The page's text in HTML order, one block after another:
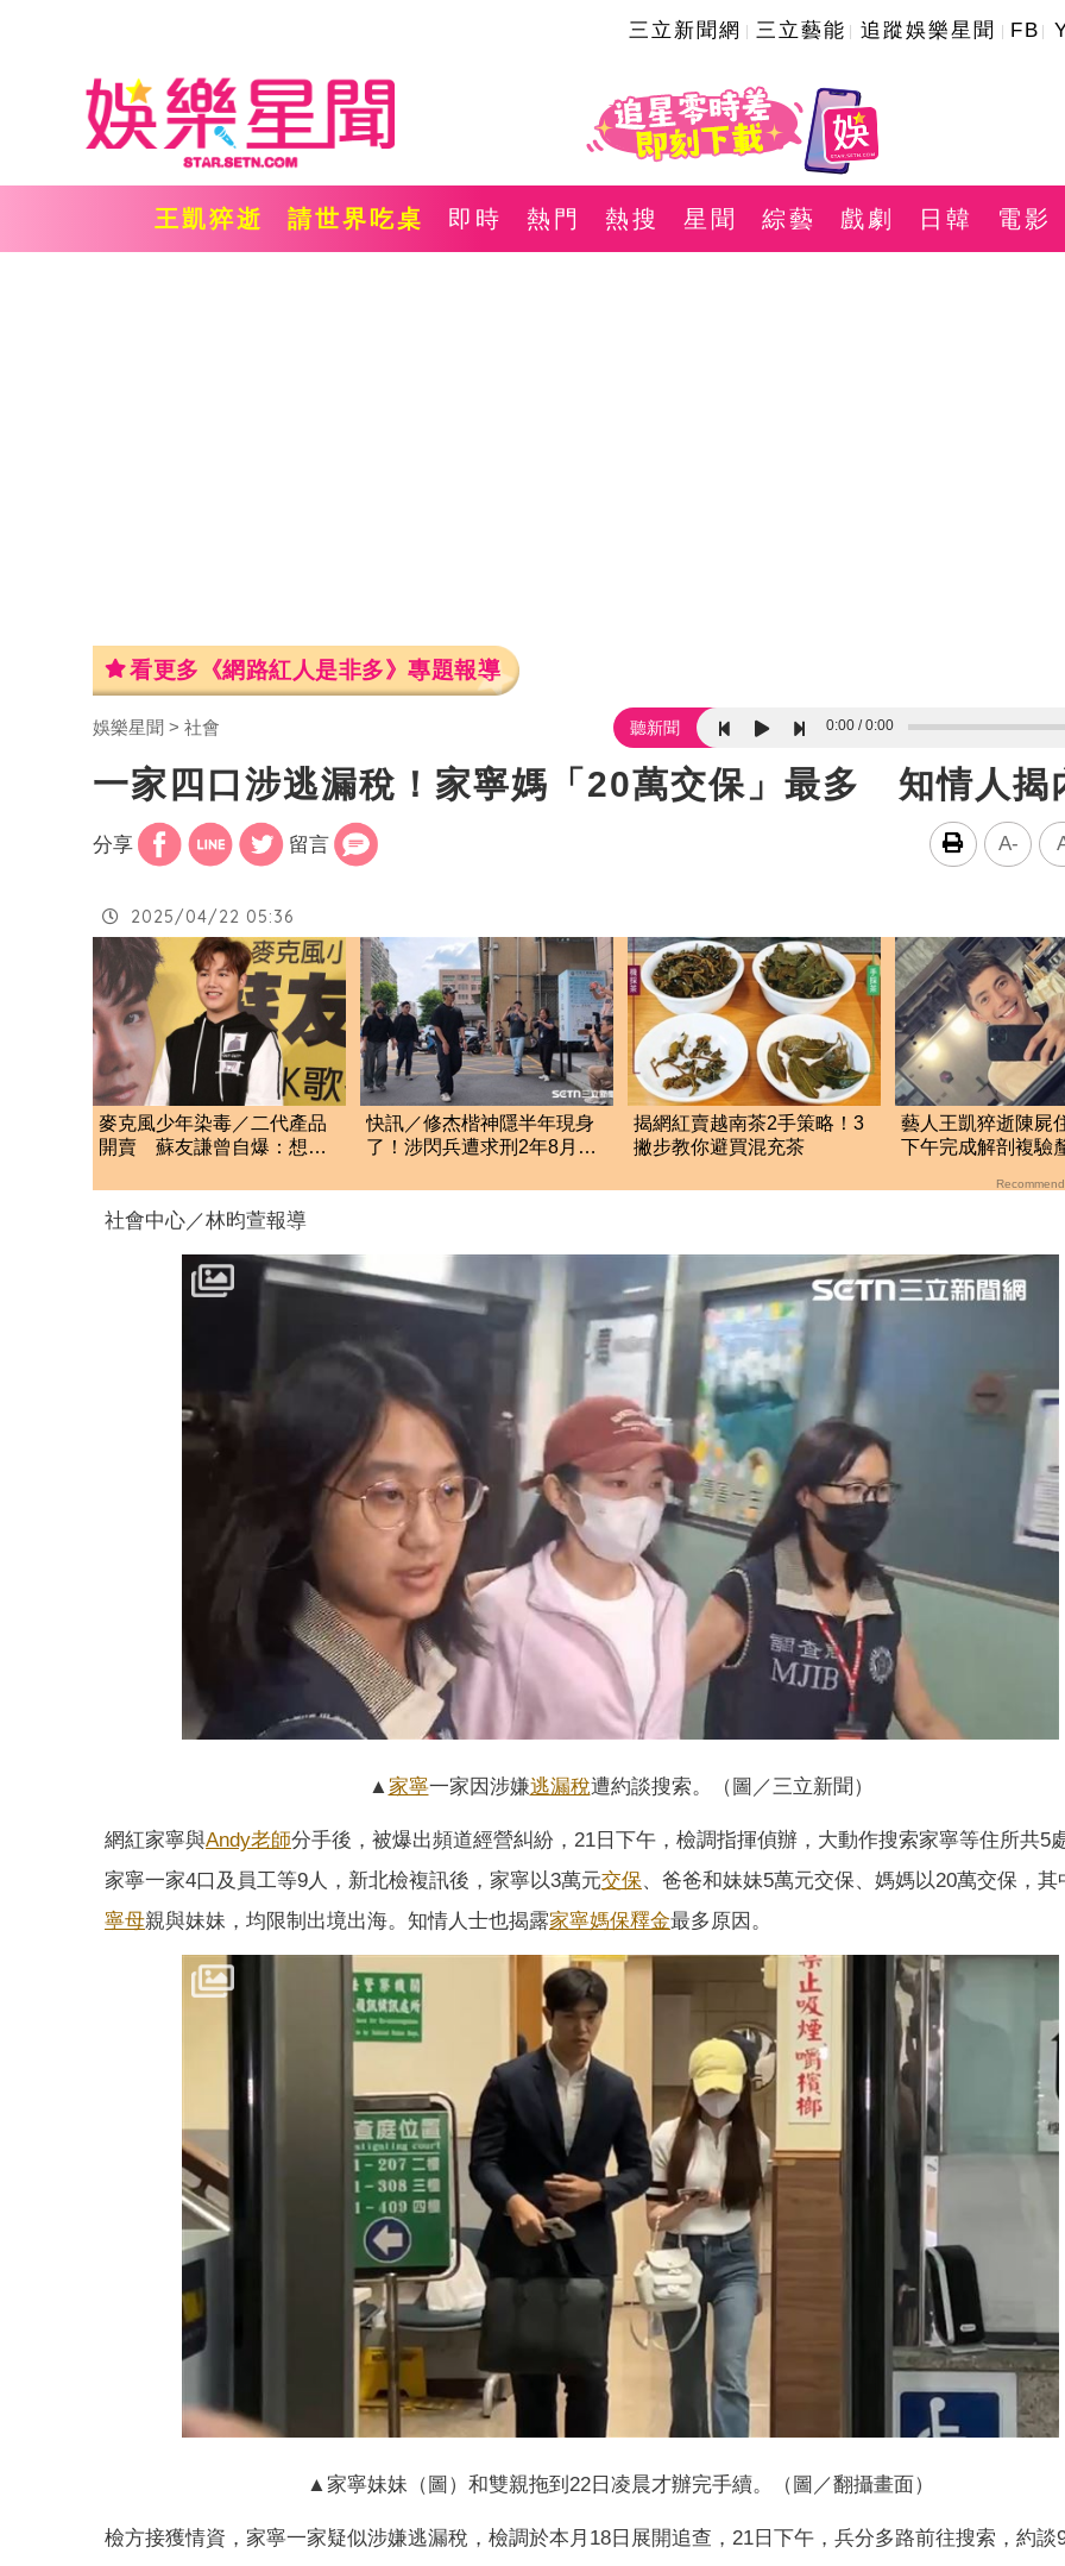
三立新聞網 三立藝能 追蹤娛樂星聞 FB
王凱猝逝 請世界吃桌 即時 熱門 熱搜 星聞 綜藝 戲劇 日韓 電影
看更多《網路紅人是非多》專題報導
娛樂星聞 社會 聽新聞 0:00 0:00
一家四口涉逃漏稅！家寧媽「20萬交保」最多 知情人揭
分享 留言 A-
2025/04/22 05:36
麥克風少年染毒／二代產品
開賣 蘇友謙曾自爆：想進
快訊／修杰楷神隱半年現身
了！涉閃兵遭求刑2年8月
揭網紅賣越南茶2手策略！3
撇步教你避買混充茶
藝人王凱猝逝陳屍
下午完成解剖複驗
社會中心／林昀萱報導
▲ 家寧一家因涉嫌逃漏稅遭約談搜索。（圖／三立新聞）
網紅家寧與Andy老師分手後，被爆出頻道經營糾紛，21日下午，檢調指揮偵辦，大動作搜索家寧等住所共5
家寧一家4口及員工等9人，新北檢複訊後，家寧以3萬元交保、爸爸和妹妹5萬元交保、媽媽以20萬交保，其
寧母親與妹妹，均限制出境出海。知情人士也揭露家寧媽保釋金最多原因。
▲家寧妹妹（圖）和雙親拖到22日凌晨才辦完手續。（圖／翻攝畫面）
檢方接獲情資，家寧一家疑似涉嫌逃漏稅，檢調於本月18日展開追查，21日下午，兵分多路前往搜索，約談